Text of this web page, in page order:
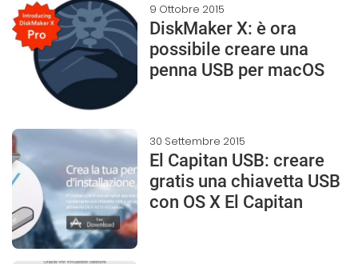
9 Ottobre 2015
DiskMaker X: è ora
possibile creare una
penna USB per macOS
30 Settembre 2015
El Capitan USB: creare
gratis una chiavetta USB
con OS X El Capitan